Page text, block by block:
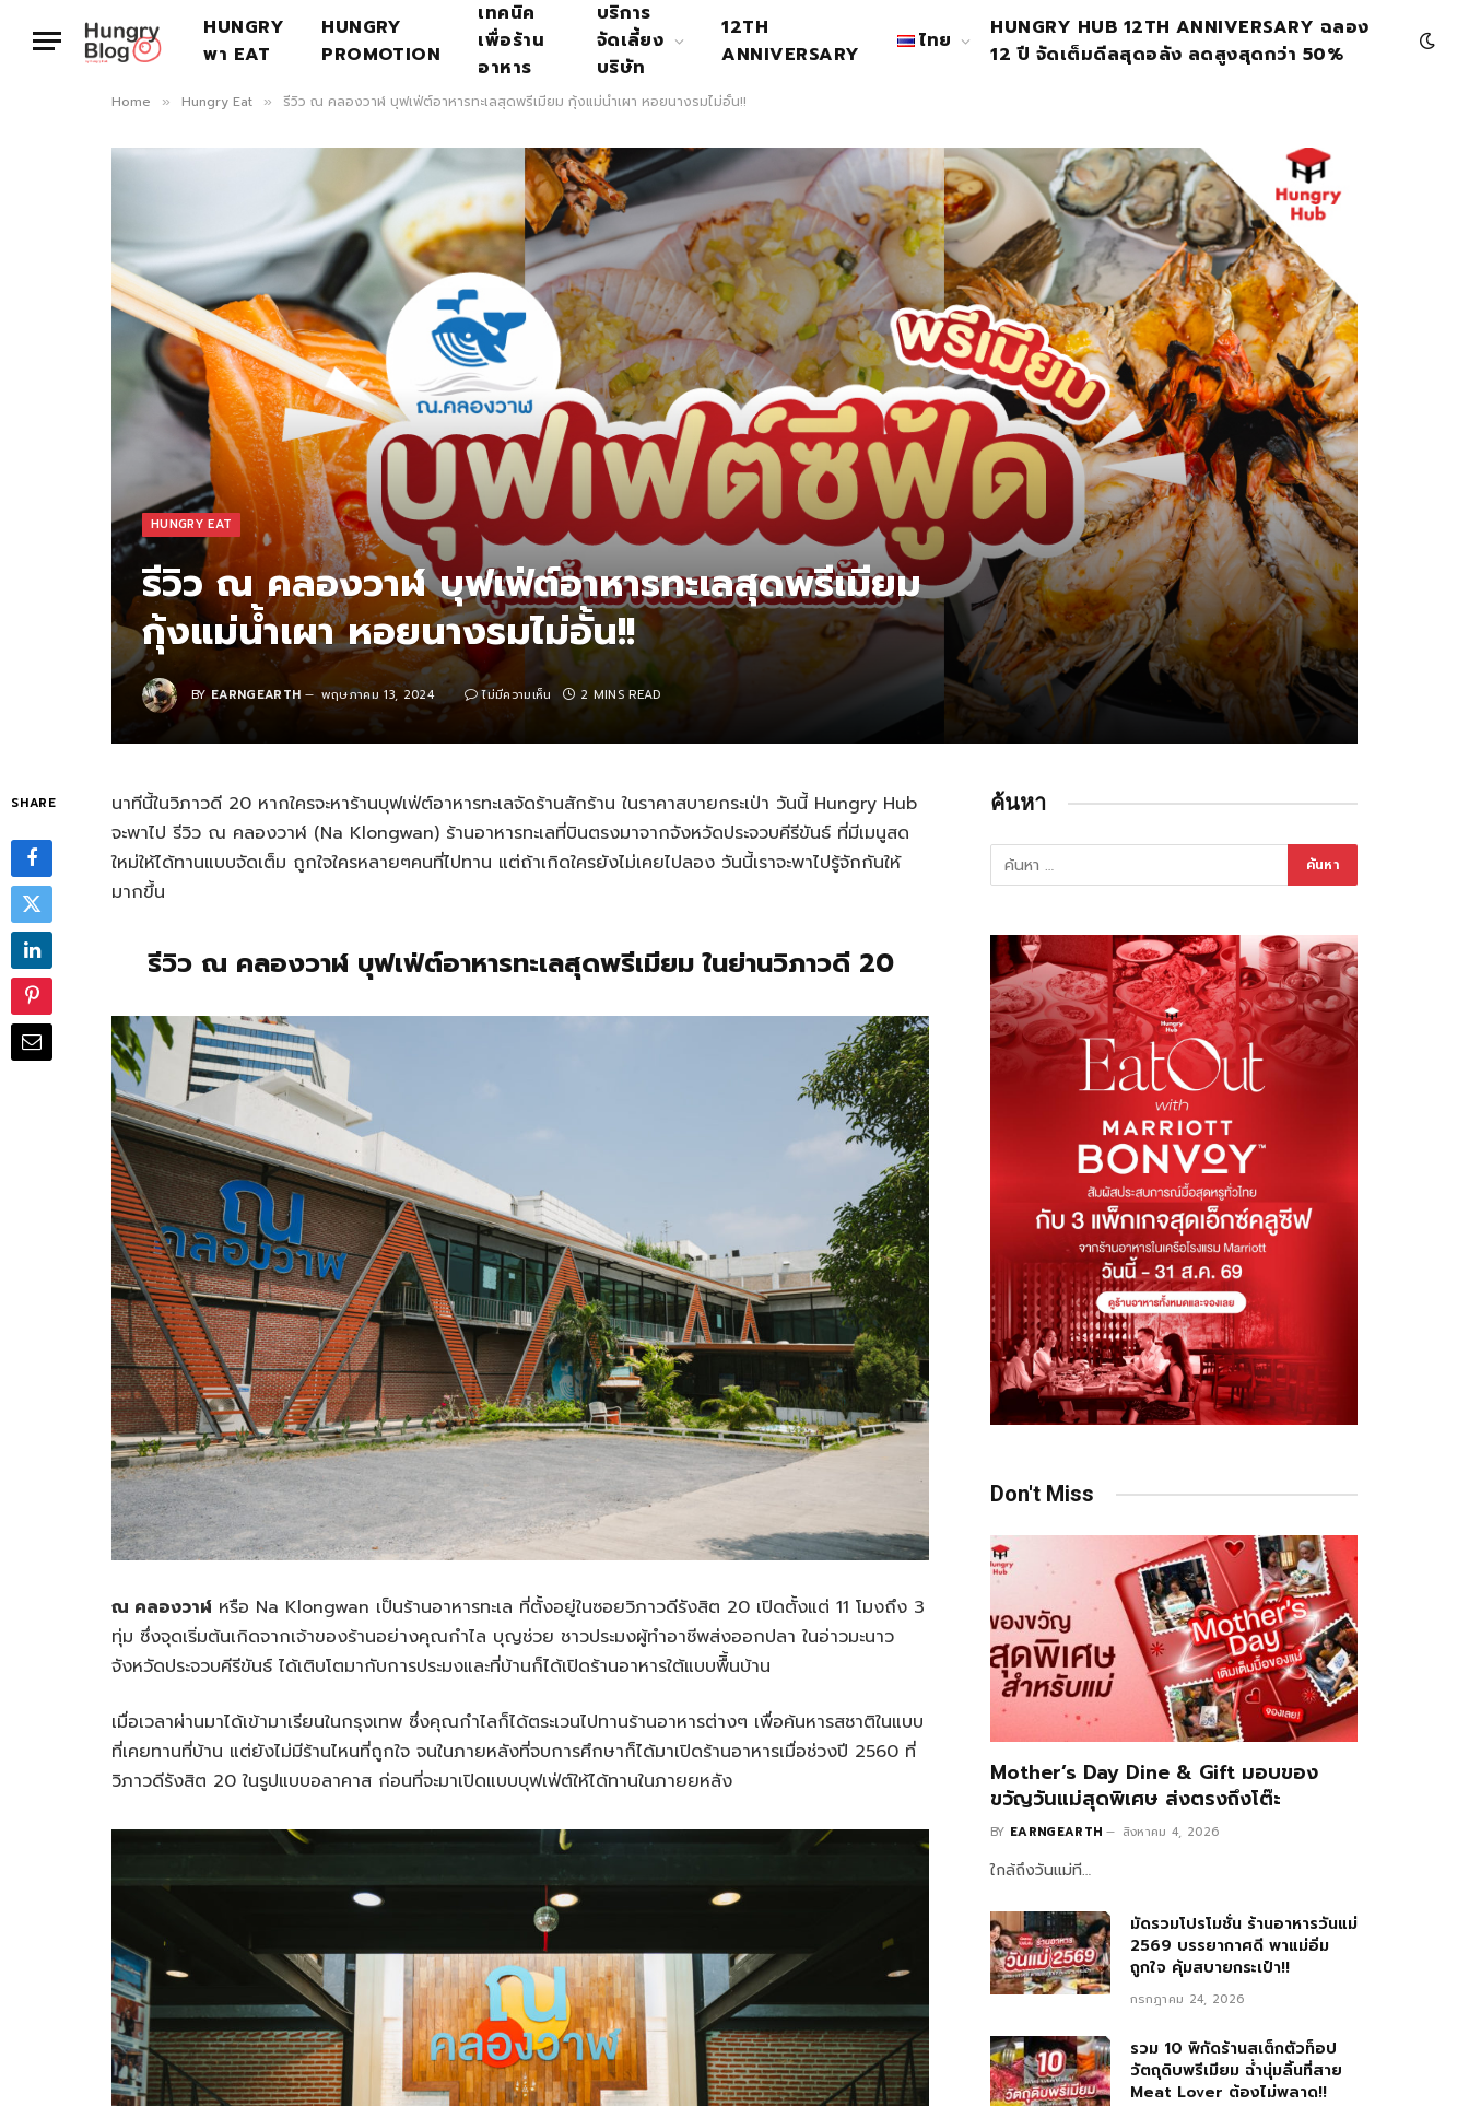
HUNGRY
พา EAT
HUNGRY
PROMOTION
เทคนิค
เพื่อร้าน
อาหาร
บริการ
จัดเลี้ยง
บริษัท
12TH
ANNIVERSARY
ไทย
HUNGRY HUB 12TH ANNIVERSARY ฉลอง
12 ปี จัดเต็มดีลสุดอลัง ลดสูงสุดกว่า 50%
Home » Hungry Eat » รีวิว ณ คลองวาฬ บุฟเฟ่ต์อาหารทะเลสุดพรีเมียม กุ้งแม่น้ำเผา หอยนางรมไม่อั้น!!
HUNGRY EAT
รีวิว ณ คลองวาฬ บุฟเฟ่ต์อาหารทะเลสุดพรีเมียม
กุ้งแม่น้ำเผา หอยนางรมไม่อั้น!!
BY EARNGEARTH พฤษภาคม 13, 2024 ไม่มีความเห็น 2 MINS READ
SHARE
นาทีนี้ในวิภาวดี 20 หากใครจะหาร้านบุฟเฟ่ต์อาหารทะเลจัดร้านสักร้าน ในราคาสบายกระเป่า วันนี้ Hungry Hub
จะพาไป รีวิว ณ คลองวาฬ (Na Klongwan) ร้านอาหารทะเลที่บินตรงมาจากจังหวัดประจวบคีรีขันธ์ ที่มีเมนูสด
ใหม่ให้ได้ทานแบบจัดเต็ม ถูกใจใครหลายๆคนที่ไปทาน แต่ถ้าเกิดใครยังไม่เคยไปลอง วันนี้เราจะพาไปรู้จักกันให้
มากขึ้น
รีวิว ณ คลองวาฬ บุฟเฟ่ต์อาหารทะเลสุดพรีเมียม ในย่านวิภาวดี 20
ณ คลองวาฬ หรือ Na Klongwan เป็นร้านอาหารทะเล ที่ตั้งอยู่ในซอยวิภาวดีรังสิต 20 เปิดตั้งแต่ 11 โมงถึง 3
ทุ่ม ซึ่งจุดเริ่มต้นเกิดจากเจ้าของร้านอย่างคุณกำไล บุญช่วย ชาวประมงผู้ทำอาชีพส่งออกปลา ในอ่าวมะนาว
จังหวัดประจวบคีรีขันธ์ ได้เติบโตมากับการประมงและที่บ้านก็ได้เปิดร้านอาหารใต้แบบพืิ้นบ้าน
เมื่อเวลาผ่านมาได้เข้ามาเรียนในกรุงเทพ ซึ่งคุณกำไลก็ได้ตระเวนไปทานร้านอาหารต่างๆ เพื่อค้นหารสชาติในแบบ
ที่เคยทานที่บ้าน แต่ยังไม่มีร้านไหนที่ถูกใจ จนในภายหลังที่จบการศึกษาก็ได้มาเปิดร้านอาหารเมื่อช่วงปี 2560 ที่
วิภาวดีรังสิต 20 ในรูปแบบอลาคาส ก่อนที่จะมาเปิดแบบบุฟเฟ่ต์ให้ได้ทานในภายยหลัง
ค้นหา
Don't Miss
Mother’s Day Dine & Gift มอบของ
ขวัญวันแม่สุดพิเศษ ส่งตรงถึงโต๊ะ
BY EARNGEARTH สิงหาคม 4, 2026
ใกล้ถึงวันแม่ที…
มัดรวมโปรโมชั่น ร้านอาหารวันแม่
2569 บรรยากาศดี พาแม่อิ่ม
ถูกใจ คุ้มสบายกระเป๋า!!
กรกฎาคม 24, 2026
รวม 10 พิกัดร้านสเต็กตัวท็อป
วัตถุดิบพรีเมียม ฉ่ำนุ่มลิ้นที่สาย
Meat Lover ต้องไม่พลาด!!